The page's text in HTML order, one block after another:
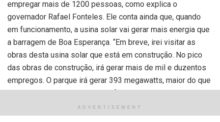
empregar mais de 1200 pessoas, como explica o
governador Rafael Fonteles. Ele conta ainda que, quando
em funcionamento, a usina solar vai gerar mais energia que
a barragem de Boa Esperança. “Em breve, irei visitar as
obras desta usina solar que está em construção. No pico
das obras de construção, irá gerar mais de mil e duzentos
empregos. O parque irá gerar 393 megawatts, maior do que
a usina de Boa Esperança, que foi uma revolução energética
para o estado do Piauí na década de 70”, pontuou Fonteles.
ADVERTISEMENT